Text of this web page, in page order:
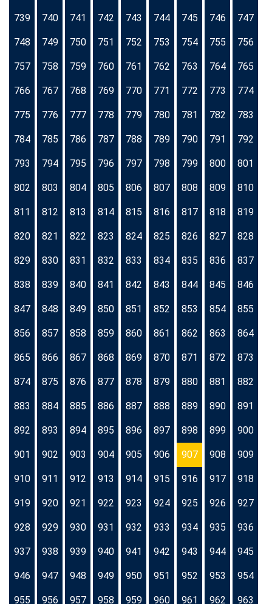
739 740 741 742 743 744 745 746 747
748 749 750 751 752 753 754 755 756
757 758 759 760 761 762 763 764 765
766 767 768 769 770 771 772 773 774
775 776 777 778 779 780 781 782 783
784 785 786 787 788 789 790 791 792
793 794 795 796 797 798 799 800 801
802 803 804 805 806 807 808 809 810
811 812 813 814 815 816 817 818 819
820 821 822 823 824 825 826 827 828
829 830 831 832 833 834 835 836 837
838 839 840 841 842 843 844 845 846
847 848 849 850 851 852 853 854 855
856 857 858 859 860 861 862 863 864
865 866 867 868 869 870 871 872 873
874 875 876 877 878 879 880 881 882
883 884 885 886 887 888 889 890 891
892 893 894 895 896 897 898 899 900
901 902 903 904 905 906 907 908 909
910 911 912 913 914 915 916 917 918
919 920 921 922 923 924 925 926 927
928 929 930 931 932 933 934 935 936
937 938 939 940 941 942 943 944 945
946 947 948 949 950 951 952 953 954
955 956 957 958 959 960 961 962 963